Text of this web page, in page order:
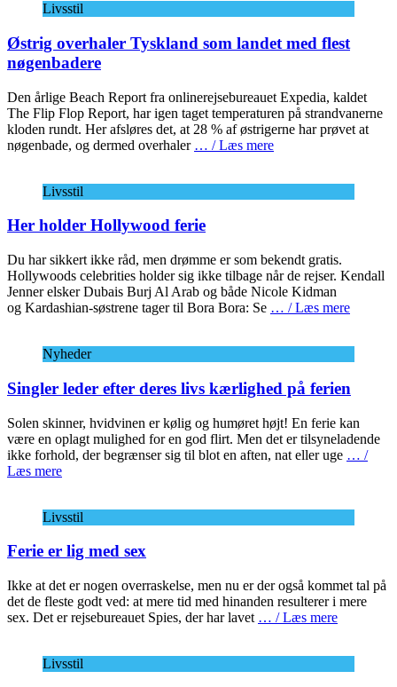
Livsstil
Østrig overhaler Tyskland som landet med flest
nøgenbadere
Den årlige Beach Report fra onlinerejsebureauet Expedia, kaldet
The Flip Flop Report, har igen taget temperaturen på strandvanerne
kloden rundt. Her afsløres det, at 28 % af østrigerne har prøvet at
nøgenbade, og dermed overhaler … / Læs mere
Livsstil
Her holder Hollywood ferie
Du har sikkert ikke råd, men drømme er som bekendt gratis.
Hollywoods celebrities holder sig ikke tilbage når de rejser. Kendall
Jenner elsker Dubais Burj Al Arab og både Nicole Kidman
og Kardashian-søstrene tager til Bora Bora: Se … / Læs mere
Nyheder
Singler leder efter deres livs kærlighed på ferien
Solen skinner, hvidvinen er kølig og humøret højt! En ferie kan
være en oplagt mulighed for en god flirt. Men det er tilsyneladende
ikke forhold, der begrænser sig til blot en aften, nat eller uge … /
Læs mere
Livsstil
Ferie er lig med sex
Ikke at det er nogen overraskelse, men nu er der også kommet tal på
det de fleste godt ved: at mere tid med hinanden resulterer i mere
sex. Det er rejsebureauet Spies, der har lavet … / Læs mere
Livsstil